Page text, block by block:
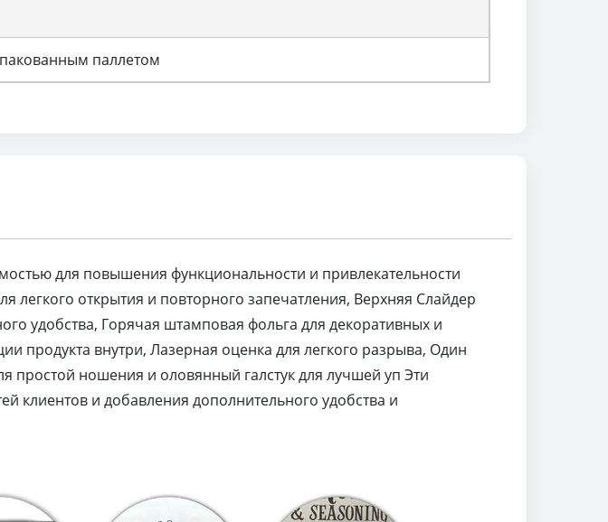
паллетом
для повышения функциональности и привлекательности
открытия и повторного запечатления, Верхняя Слайдер
удобства, Горячая штамповая фольга для декоративных и
продукта внутри, Лазерная оценка для легкого разрыва, Один
простой ношения и оловянный галстук для лучшей уп Эти
клиентов и добавления дополнительного удобства и